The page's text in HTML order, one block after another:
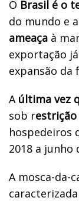
O Brasil é o
do mundo e a
ameaça à
exportação
expansão
Aúltima vez
sob r
hospedeiros
2018 a junho
A mosca-da-